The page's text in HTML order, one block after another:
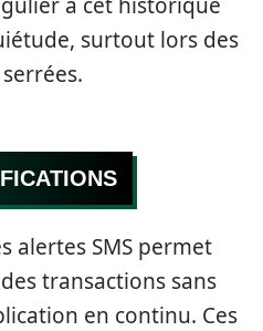
surtout lors des
alertes SMS permet
transactions sans
en continu. Ces